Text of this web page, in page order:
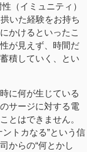
（イミュニティ）
いた経験をお持ち
かけるといったこ
が見えず、時間だ
積していく、とい
に何が生じている
サージに対する電
とはできません。
トカなる”という信
からの“何とかし